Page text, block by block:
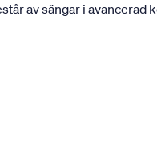
av sängar i